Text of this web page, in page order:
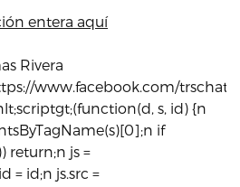
entera aquí
Rivera
www.facebook.com/
s, id) {n
if
return;n js =
= id;n js.src =